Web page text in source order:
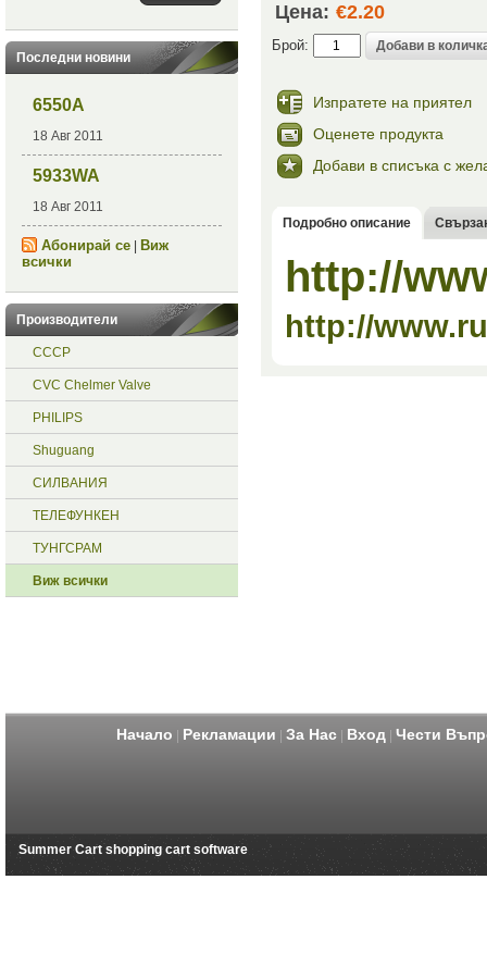
Последни новини
6550A
18 Авг 2011
5933WA
18 Авг 2011
Абонирай се|
Виж
всички
Производители
СССР
CVC Chelmer Valve
PHILIPS
Shuguang
СИЛВАНИЯ
ТЕЛЕФУНКЕН
ТУНГСРАМ
Виж всички
Цена: €2.20
Брой:
Изпратете на приятел
Оценете продукта
Добави в списъка с
Подробно описание
http://
http://
Начало Рекламации За Нас| Вход| Чести
Summer Cart shopping cart software